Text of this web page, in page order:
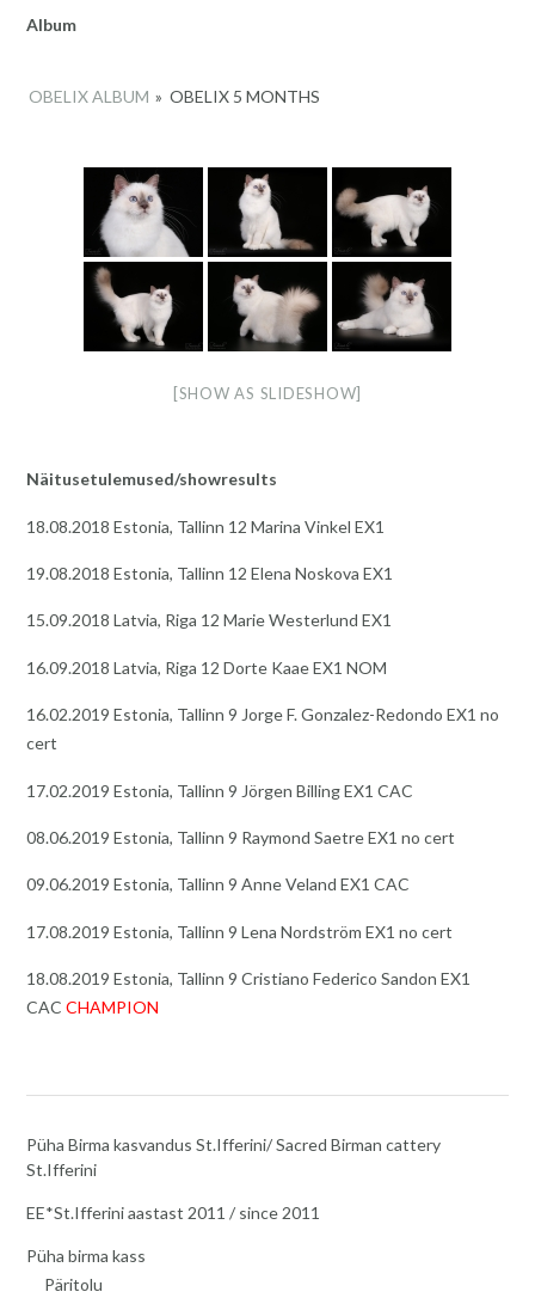
Album
OBELIX ALBUM » OBELIX 5 MONTHS
[SHOW AS SLIDESHOW]
Näitusetulemused/showresults
18.08.2018 Estonia, Tallinn 12 Marina Vinkel EX1
19.08.2018 Estonia, Tallinn 12 Elena Noskova EX1
15.09.2018 Latvia, Riga 12 Marie Westerlund EX1
16.09.2018 Latvia, Riga 12 Dorte Kaae EX1 NOM
16.02.2019 Estonia, Tallinn 9 Jorge F. Gonzalez-Redondo EX1 no
cert
17.02.2019 Estonia, Tallinn 9 Jörgen Billing EX1 CAC
08.06.2019 Estonia, Tallinn 9 Raymond Saetre EX1 no cert
09.06.2019 Estonia, Tallinn 9 Anne Veland EX1 CAC
17.08.2019 Estonia, Tallinn 9 Lena Nordström EX1 no cert
18.08.2019 Estonia, Tallinn 9 Cristiano Federico Sandon EX1
CAC CHAMPION
Püha Birma kasvandus St.Ifferini/ Sacred Birman cattery
St.Ifferini
EE*St.Ifferini aastast 2011 / since 2011
Püha birma kass
Päritolu